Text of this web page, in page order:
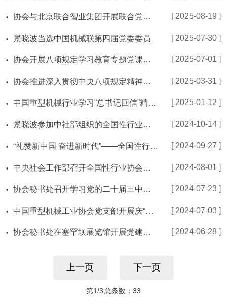
协会与北京联合智业集团开展联合党建活动 [ 2025-08-19 ]
景晓波当选中国机械联第四届党委委员 [ 2025-07-30 ]
协会开展八项规定学习教育专题党课学习 [ 2025-07-01 ]
协会推进深入贯彻中央八项规定精神学习教育工作 [ 2025-03-31 ]
中国重型机械行业学习“总书记回信”精神交流会暨产业工人队伍建设改革推进会在北京召开 [ 2025-01-12 ]
景晓波参加中社部组织的全国性行业协会商会党组织书记示范培训班 [ 2024-10-14 ]
“礼赞新中国 奋进新时代”——全国性行业协会商会庆祝新中国成立75周年文艺汇演举行 [ 2024-09-27 ]
中央社会工作部召开全国性行业协会商会传达学习贯彻党的二十届三中全会精神会议 [ 2024-08-01 ]
协会秘书处召开学习党的二十届三中全会精神会议 [ 2024-07-23 ]
中国重型机械工业协会党支部开展庆“七一”系列活动 [ 2024-07-03 ]
协会秘书处在塞罕坝展览馆开展党建教育学习 [ 2024-06-28 ]
上一页 下一页
第1/3 总条数：33